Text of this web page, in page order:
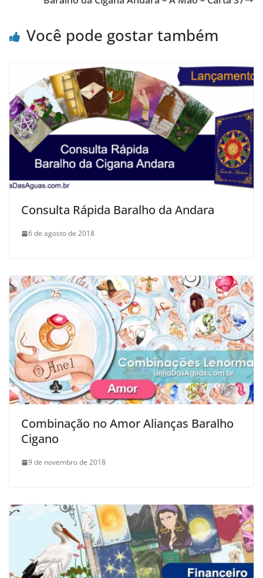
Você pode gostar também
Consulta Rápida Baralho da Andara
6 de agosto de 2018
Combinação no Amor Alianças Baralho
Cigano
9 de novembro de 2018